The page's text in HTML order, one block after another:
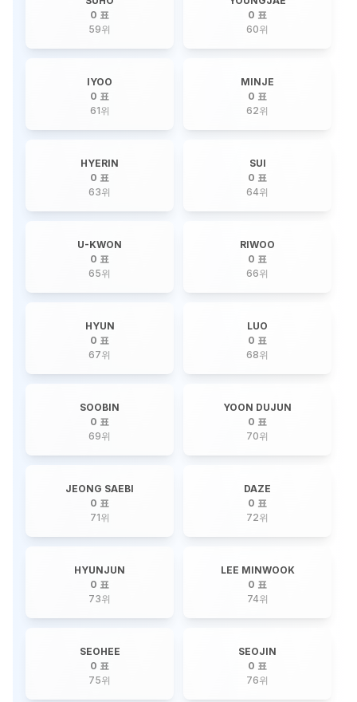
0 표
59위
0 표
60위
IYOO
0 표
61위
MINJE
0 표
62위
HYERIN
0 표
63위
SUI
0 표
64위
U-KWON
0 표
65위
RIWOO
0 표
66위
HYUN
0 표
67위
LUO
0 표
68위
SOOBIN
0 표
69위
YOON DUJUN
0 표
70위
JEONG SAEBI
0 표
71위
DAZE
0 표
72위
HYUNJUN
0 표
73위
LEE MINWOOK
0 표
74위
SEOHEE
0 표
75위
SEOJIN
0 표
76위